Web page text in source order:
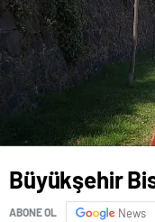
Büyükşehir
ABONE OL News